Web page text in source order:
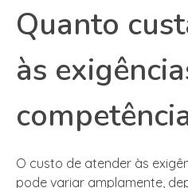
Quanto
às
O custo de atender às
pode variar amplamente,